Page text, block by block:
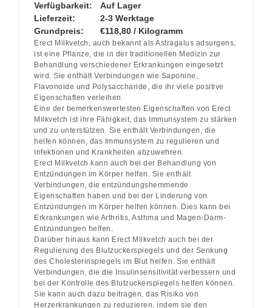
Verfügbarkeit:
Auf Lager
Lieferzeit:
2-3 Werktage
Grundpreis:
€118,80 / Kilogramm
Erect Milkvetch, auch bekannt als Astragalus adsurgens,
ist eine Pflanze, die in der traditionellen Medizin zur
Behandlung verschiedener Erkrankungen eingesetzt
wird. Sie enthält Verbindungen wie Saponine,
Flavonoide und Polysaccharide, die ihr viele positive
Eigenschaften verleihen.
Eine der bemerkenswertesten Eigenschaften von Erect
Milkvetch ist ihre Fähigkeit, das Immunsystem zu stärken
und zu unterstützen. Sie enthält Verbindungen, die
helfen können, das Immunsystem zu regulieren und
Infektionen und Krankheiten abzuwehren.
Erect Milkvetch kann auch bei der Behandlung von
Entzündungen im Körper helfen. Sie enthält
Verbindungen, die entzündungshemmende
Eigenschaften haben und bei der Linderung von
Entzündungen im Körper helfen können. Dies kann bei
Erkrankungen wie Arthritis, Asthma und Magen-Darm-
Entzündungen helfen.
Darüber hinaus kann Erect Milkvetch auch bei der
Regulierung des Blutzuckerspiegels und der Senkung
des Cholesterinspiegels im Blut helfen. Sie enthält
Verbindungen, die die Insulinsensitivität verbessern und
bei der Kontrolle des Blutzuckerspiegels helfen können.
Sie kann auch dazu beitragen, das Risiko von
Herzerkrankungen zu reduzieren, indem sie den